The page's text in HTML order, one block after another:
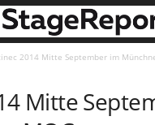
2014 Mitte September im
Mitte